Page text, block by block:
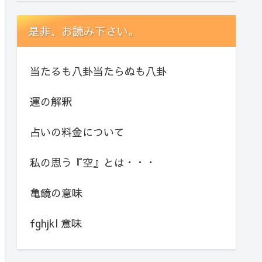
是非、お読み下さい。
当たるも八卦当たらぬも八卦
運の解釈
占いの料金について
私の思う『空』とは・・・
亀鏡の意味
fghjkl 意味